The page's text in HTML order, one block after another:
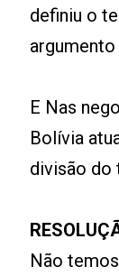
definiu o
E Nas
Bolívia
divisão do
Não